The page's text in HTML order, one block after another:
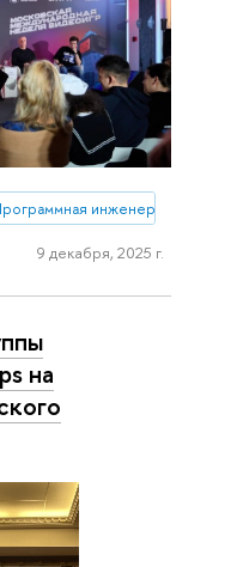
инженерия
9 декабря, 2025 г.
на